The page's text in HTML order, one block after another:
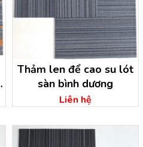
Thảm len để cao su lót
sàn bình dương
Liên hệ